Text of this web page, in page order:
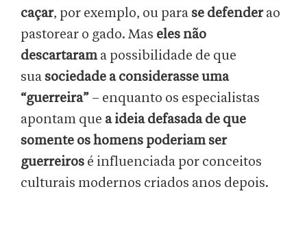
caçar, por exemplo, ou para se defenderao
pastorear o gado. Mas eles não
descartarama possibilidade de que
sua sociedade a considerasse uma
“guerreira” – enquanto os especialistas
apontam que a ideia defasada de que
somente os homens poderiam ser
guerreiros é influenciada por conceitos
culturais modernos criados anos depois.